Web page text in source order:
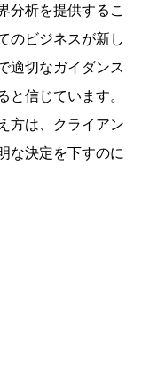
分析を提供するこ
のビジネスが新し
適切なガイダンス
信じています。
方は、クライアン
な決定を下すのに